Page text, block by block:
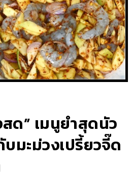
ด” เมนูยำสุดนัว
มะม่วงเปรี้ยวจี๊ด